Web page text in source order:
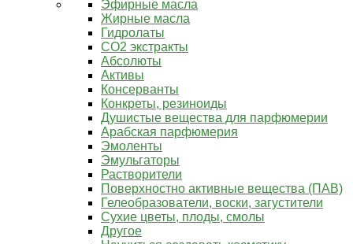
Эфирные масла
Жирные масла
Гидролаты
СО2 экстракты
Абсолюты
Активы
Консерванты
Конкреты, резиноиды
Душистые вещества для парфюмерии
Арабская парфюмерия
Эмоленты
Эмульгаторы
Растворители
Поверхностно активные вещества (ПАВ)
Гелеобразователи, воски, загустители
Сухие цветы, плоды, смолы
Другое